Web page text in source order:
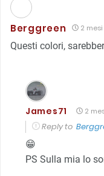
Berggreen 2
Questi colori,
James71 2
Reply to
😁
PS Sulla mia lo